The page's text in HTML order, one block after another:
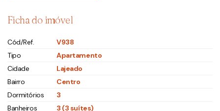
Ficha do imóvel
Cód/Ref.
V938
Tipo
Apartamento
Cidade
Lajeado
Bairro
Centro
Dormitórios
3
Banheiros
3 (3 suítes)